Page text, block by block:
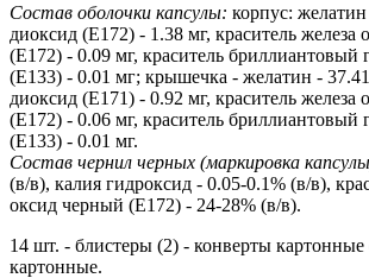
Состав оболочки капсулы: корпус:
диоксид (Е172) - 1.38 мг, краситель железа
(Е172) - 0.09 мг, краситель бриллиантовый
(Е133) - 0.01 мг; крышечка - желатин - 37.41
диоксид (Е171) - 0.92 мг, краситель железа
(Е172) - 0.06 мг, краситель бриллиантовый
(Е133) - 0.01 мг.
Состав чернил черных (маркировка
(в/в), калия гидроксид - 0.05-0.1% (в/в),
оксид черный (Е172) - 24-28% (в/в).
14 шт. - блистеры (2) - конверты картонные
картонные.